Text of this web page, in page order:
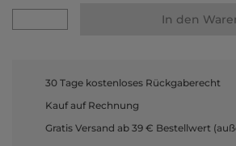
In den
30 Tage kostenloses Rückgaberecht
Kauf auf Rechnung
Gratis Versand ab 39 € Bestellwert